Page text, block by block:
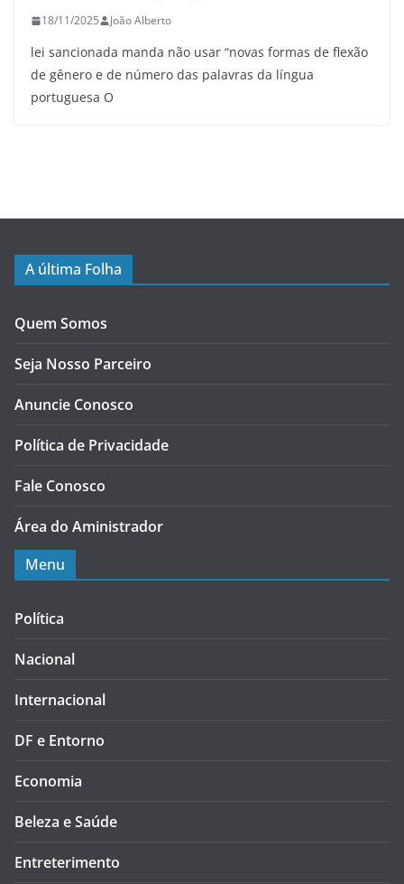
18/11/2025 João Alberto
lei sancionada manda não usar “novas formas de flexão
de gênero e de número das palavras da língua
portuguesa O
A última Folha
Quem Somos
Seja Nosso Parceiro
Anuncie Conosco
Política de Privacidade
Fale Conosco
Área do Aministrador
Menu
Política
Nacional
Internacional
DF e Entorno
Economia
Beleza e Saúde
Entreterimento